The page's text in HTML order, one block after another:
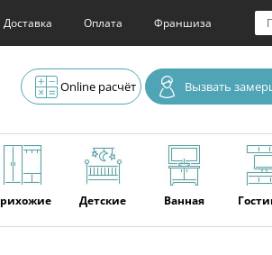
Доставка Оплата Франшиза
Online расчёт Вызвать
Детские Ванная